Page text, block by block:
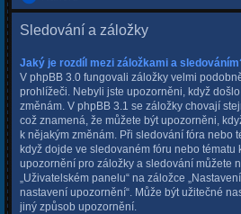
Sledování a záložky
Jaký je rozdíl mezi záložkami a
V phpBB 3.0 fungovali záložky velmi
prohlížeči. Nebyli jste upozorněni, když
změnám. V phpBB 3.1 se záložky chovají
což znamená, že můžete být upozorněni,
k nějakým změnám. Při sledování fóra nebo
když dojde ve sledovaném fóru nebo tématu
upozornění pro záložky a sledování můžete
„Uživatelském panelu“ na záložce
nastavení upozornění“. Může být užitečné
jiný způsob upozornění.